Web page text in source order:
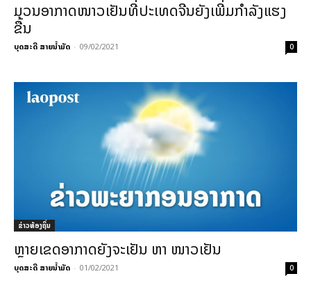
ມວນອາກາດໜາວເຢັນທີ່ປະເທດຈີນຍັງເພີ່ມກຳລັງແຮງ
ຂື້ນ
ບຸດສະດີ ສາຍນ້ຳມັດ - 09/02/2021 0
ຂ່າວທ້ອງຖິ່ນ
ຫຼາຍເຂດອາກາດຍັງຈະເຢັນ ຫາ ໜາວເຢັນ
ບຸດສະດີ ສາຍນ້ຳມັດ - 01/02/2021 0